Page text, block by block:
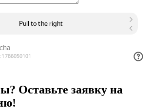
Оставьте заявку на